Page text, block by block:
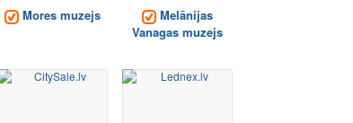
Mores muzejs
Melānijas
Vanagas muzejs